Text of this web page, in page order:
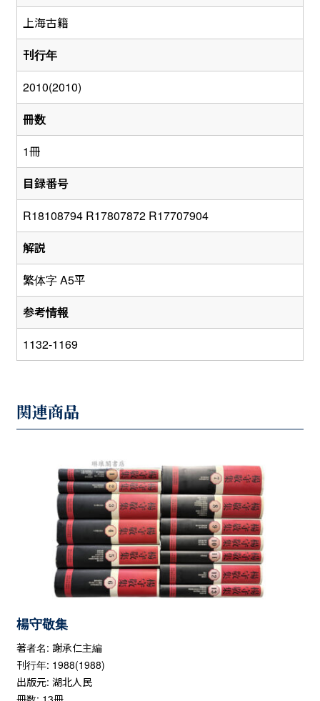
上海古籍
刊行年
2010(2010)
冊数
1冊
目録番号
R18108794 R17807872 R17707904
解説
繁体字 A5平
参考情報
1132-1169
関連商品
楊守敬集
著者名: 謝承仁主編
刊行年: 1988(1988)
出版元: 湖北人民